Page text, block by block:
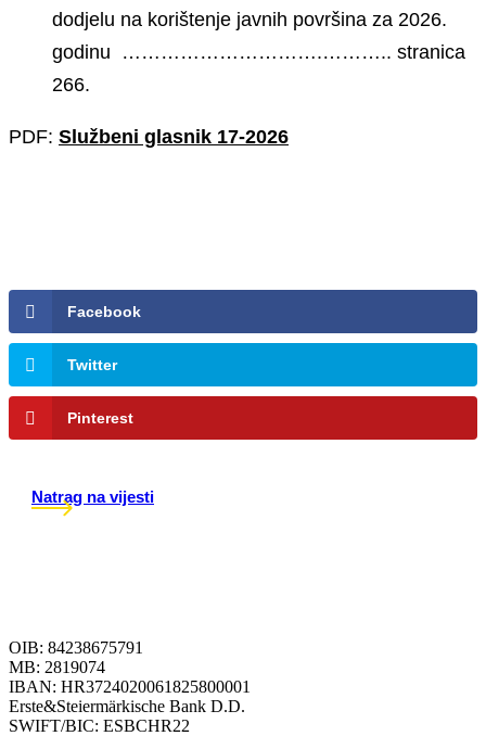
dodjelu na korištenje javnih površina za 2026.
godinu ………………………….……….. stranica
266.
PDF: Službeni glasnik 17-2026
Facebook
Twitter
Pinterest
Natrag na vijesti
OIB: 84238675791
MB: 2819074
IBAN: HR3724020061825800001
Erste&Steiermärkische Bank D.D.
SWIFT/BIC: ESBCHR22